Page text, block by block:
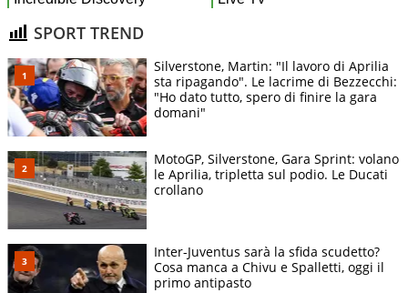
SPORT TREND
Silverstone, Martin: "Il lavoro di Aprilia
sta ripagando". Le lacrime di Bezzecchi:
"Ho dato tutto, spero di finire la gara
domani"
MotoGP, Silverstone, Gara Sprint: volano
le Aprilia, tripletta sul podio. Le Ducati
crollano
Inter-Juventus sarà la sfida scudetto?
Cosa manca a Chivu e Spalletti, oggi il
primo antipasto